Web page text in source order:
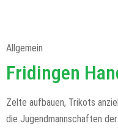
Allgemein
Fridingen
Zelte aufbauen, Trikots
die Jugendmannschaften